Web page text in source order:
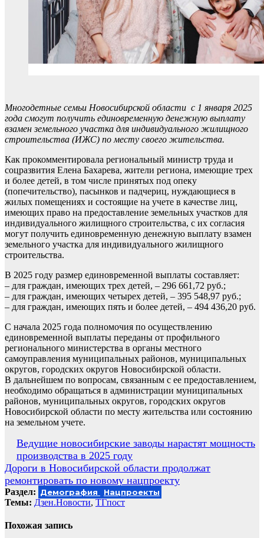
Многодетные семьи Новосибирской области с 1 января 2025
года смогут получить единовременную денежную выплату
взамен земельного участка для индивидуального жилищного
строительства (ИЖС) по месту своего жительства.
Как прокомментировала региональный министр труда и
соцразвития Елена Бахарева, жители региона, имеющие трех
и более детей, в том числе принятых под опеку
(попечительство), пасынков и падчериц, нуждающиеся в
жилых помещениях и состоящие на учете в качестве лиц,
имеющих право на предоставление земельных участков для
индивидуального жилищного строительства, с их согласия
могут получить единовременную денежную выплату взамен
земельного участка для индивидуального жилищного
строительства.
В 2025 году размер единовременной выплаты составляет:
– для граждан, имеющих трех детей, – 296 661,72 руб.;
– для граждан, имеющих четырех детей, – 395 548,97 руб.;
– для граждан, имеющих пять и более детей, – 494 436,20 руб.
С начала 2025 года полномочия по осуществлению
единовременной выплаты переданы от профильного
регионального министерства в органы местного
самоуправления муниципальных районов, муниципальных
округов, городских округов Новосибирской области.
В дальнейшем по вопросам, связанным с ее предоставлением,
необходимо обращаться в администрации муниципальных
районов, муниципальных округов, городских округов
Новосибирской области по месту жительства или состоянию
на земельном учете.
Навигация
по
записям
Ведущие новосибирские заводы нарастят мощность
производства в 2025 году
Дороги в Новосибирской области продолжат
ремонтировать по новому нацпроекту
Раздел: Демография Нацпроекты
Темы: Дзен.Новости, ТГпост
Похожая запись